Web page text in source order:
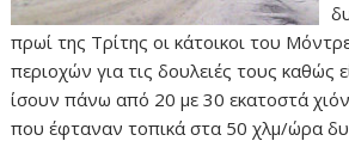
πρωί της Τρίτης οι κάτοικοι του
περιοχών για τις δουλειές τους καθώς
ίσουν πάνω από 20 με 30 εκατοστά
που έφταναν τοπικά στα 50 χλμ/ώρα